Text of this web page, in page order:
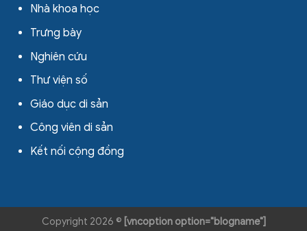
Nhà khoa học
Trưng bày
Nghiên cứu
Thư viện số
Giáo dục di sản
Công viên di sản
Kết nối cộng đồng
Copyright 2026 © [vncoption option="blogname"]